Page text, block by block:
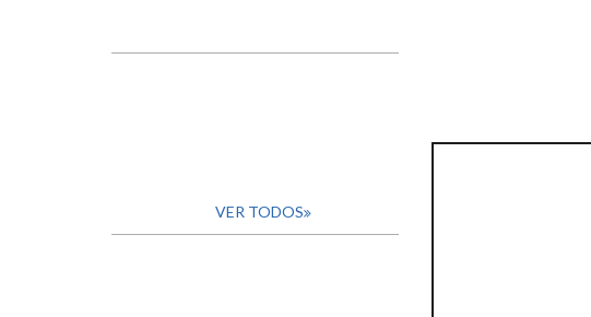
VER TODOS